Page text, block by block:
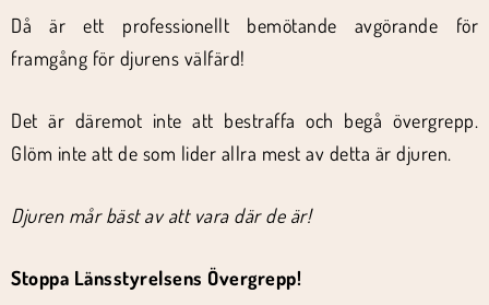
Då är ett professionellt bemötande avgörande för
framgång för djurens välfärd!
Det är däremot inte att bestraffa och begå övergrepp.
Glöm inte att de som lider allra mest av detta är djuren.
Djuren mår bäst av att vara där de är!
Stoppa Länsstyrelsens Övergrepp!